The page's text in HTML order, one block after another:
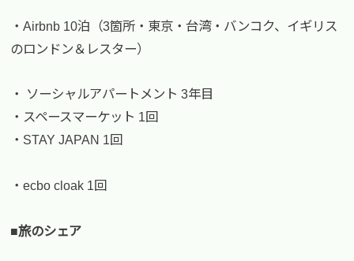
・Airbnb 10泊（3箇所・東京・台湾・バンコク、イギリス
のロンドン＆レスター）
・ ソーシャルアパートメント 3年目
・スペースマーケット 1回
・STAY JAPAN 1回
・ecbo cloak 1回
■旅のシェア